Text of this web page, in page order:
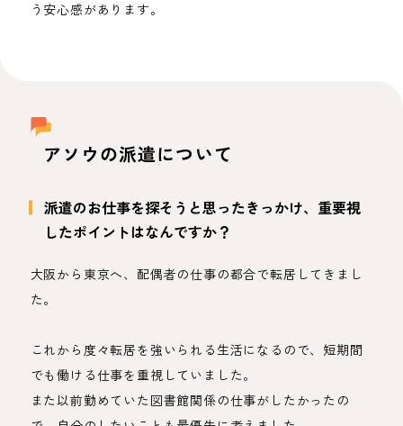
う安心感があります。
アソウの派遣について
派遣のお仕事を探そうと思ったきっかけ、重要視
したポイントはなんですか？
大阪から東京へ、配偶者の仕事の都合で転居してきまし
た。
これから度々転居を強いられる生活になるので、短期間
でも働ける仕事を重視していました。
また以前勤めていた図書館関係の仕事がしたかったの